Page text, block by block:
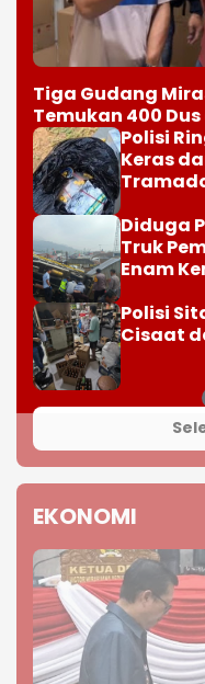
Tiga Gudang
Temukan 400 Dus
Polisi
Keras
Diduga
Truk
Polisi
Cisaat
EKONOMI